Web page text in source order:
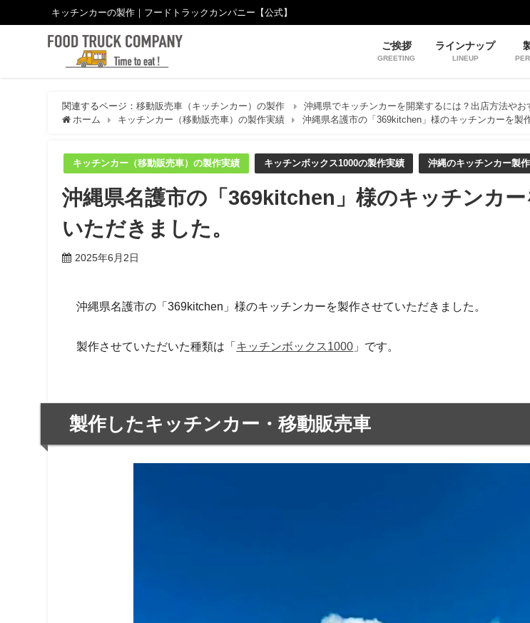
キッチンカーの製作｜フードトラックカンパニー【公式】
ご挨拶
GREETING
ラインナップ
LINEUP
関連するページ：移動販売車（キッチンカー）の製作
沖縄県でキッチンカーを開業するには？出店方法やお
ホーム
キッチンカー（移動販売車）の製作実績 沖縄県名護市の「369kitchen」様のキッチンカーを製
キッチンカー（移動販売車）の製作実績 キッチンボックス1000の製作実績 沖縄のキッチンカー製
沖縄県名護市の「369kitchen」様のキッチンカ
いただきました。
2025年6月2日
沖縄県名護市の「369kitchen」様のキッチンカーを製作させていただきました。
製作させていただいた種類は「 キッチンボックス1000 」です。
製作したキッチンカー・移動販売車